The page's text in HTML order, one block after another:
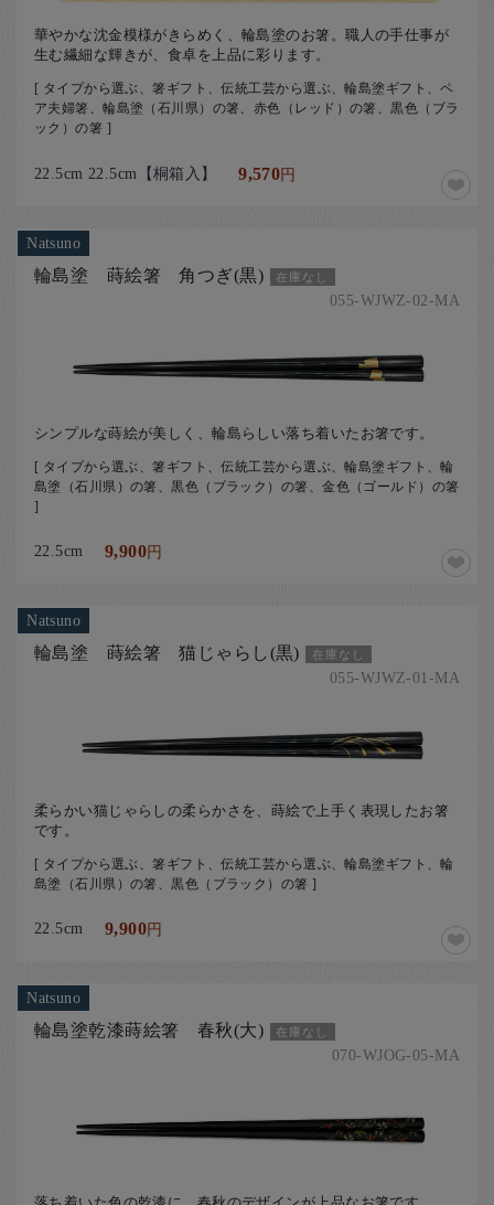
華やかな沈金模様がきらめく、輪島塗のお箸。職人の手仕事が
生む繊細な輝きが、食卓を上品に彩ります。
[ タイプから選ぶ、箸ギフト、伝統工芸から選ぶ、輪島塗ギフト、ペ
ア夫婦箸、輪島塗（石川県）の箸、赤色（レッド）の箸、黒色（ブラ
ック）の箸 ]
22.5cm 22.5cm【桐箱入】 9,570円
Natsuno
輪島塗 蒔絵箸 角つぎ(黒) 在庫なし
055-WJWZ-02-MA
シンプルな蒔絵が美しく、輪島らしい落ち着いたお箸です。
[ タイプから選ぶ、箸ギフト、伝統工芸から選ぶ、輪島塗ギフト、輪
島塗（石川県）の箸、黒色（ブラック）の箸、金色（ゴールド）の箸
]
22.5cm 9,900円
Natsuno
輪島塗 蒔絵箸 猫じゃらし(黒) 在庫なし
055-WJWZ-01-MA
柔らかい猫じゃらしの柔らかさを、蒔絵で上手く表現したお箸
です。
[ タイプから選ぶ、箸ギフト、伝統工芸から選ぶ、輪島塗ギフト、輪
島塗（石川県）の箸、黒色（ブラック）の箸 ]
22.5cm 9,900円
Natsuno
輪島塗乾漆蒔絵箸 春秋(大) 在庫なし
070-WJOG-05-MA